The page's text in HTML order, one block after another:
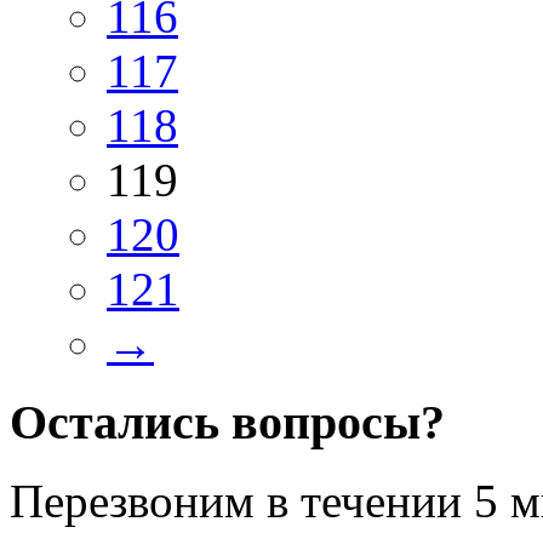
116
117
118
119
120
121
→
Остались вопросы?
Перезвоним в течении 5